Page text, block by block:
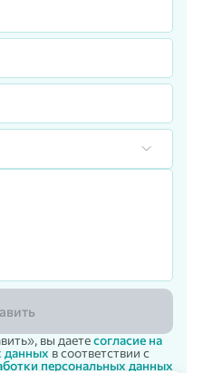
вы даетесогласие на
данных в соответствии с
персональных данных